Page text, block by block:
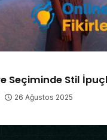
Seçiminde Stil
26 Ağustos 2025